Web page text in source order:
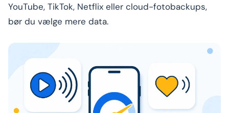
YouTube, TikTok, Netflix eller cloud-fotobackups,
bør du vælge mere data.